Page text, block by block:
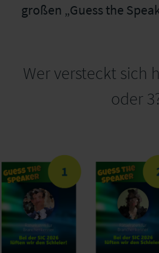
großen „Guess the
Wer versteckt sich
oder